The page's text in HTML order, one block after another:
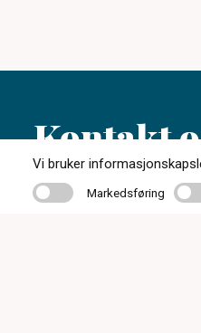
Kontakt
51 48 80 04
Vi bruker
MarkedsføringMarkedsføring